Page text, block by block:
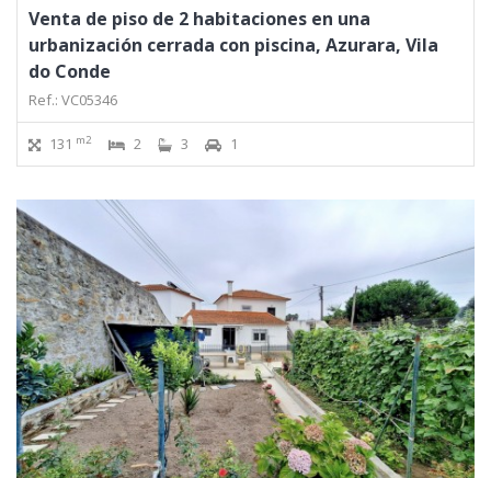
Venta de piso de 2 habitaciones en una
urbanización cerrada con piscina, Azurara, Vila
do Conde
Ref.: VC05346
131 m2 2 3 1